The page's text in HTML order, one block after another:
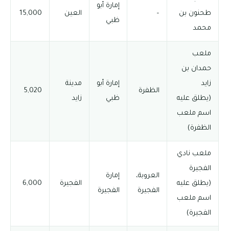
طحنون بن
محمد
–
إمارة أبو
ظبي
العين 15,000
ملعب
حمدان بن
زايد
(يطلق عليه
اسم ملعب
الظفرة)
الظفرة
إمارة أبو
ظبي
مدينة
زايد
5,020
ملعب نادي
الفجيرة
(يطلق عليه
اسم ملعب
الفجيرة)
العروبة،
الفجيرة
إمارة
الفجيرة
الفجيرة 6,000